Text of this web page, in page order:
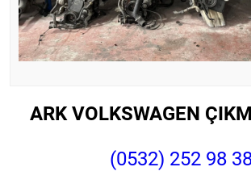
ARK VOLKSWAGEN
(0532) 252 98